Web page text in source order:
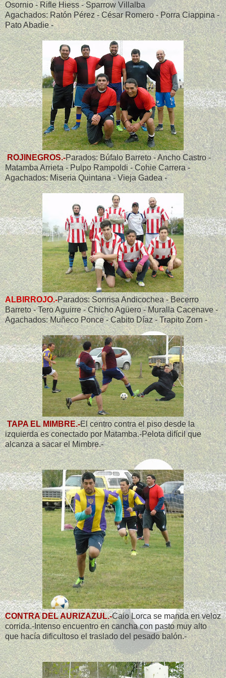
Osornio - Rifle Hiess - Sparrow Villalba
Agachados: Ratón Pérez - César Romero - Porra Ciappina -
Pato Abadie -
ROJINEGROS.-Parados: Búfalo Barreto - Ancho Castro -
Matamba Arrieta - Pulpo Rampoldi - Cohie Carrera -
Agachados: Miseria Quintana - Vieja Gadea -
ALBIRROJO.-Parados: Sonrisa Andicochea - Becerro
Barreto - Tero Aguirre - Chicho Agüero - Muralla Cacenave -
Agachados: Muñeco Ponce - Cabito Díaz - Trapito Zorn -
TAPA EL MIMBRE.-El centro contra el piso desde la
izquierda es conectado por Matamba.-Pelota difícil que
alcanza a sacar el Mimbre.-
CONTRA DEL AURIZAZUL.-Caio Lorca se manda en veloz
corrida.-Intenso encuentro en cancha con pasto muy alto
que hacía dificultoso el traslado del pesado balón.-